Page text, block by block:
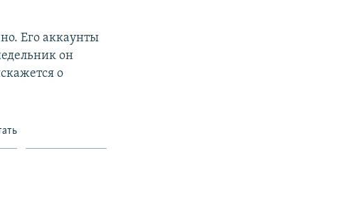
Его аккаунты
он
о